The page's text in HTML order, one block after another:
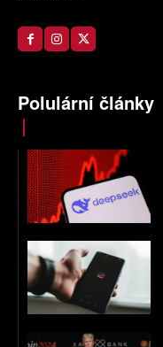
Polulární články